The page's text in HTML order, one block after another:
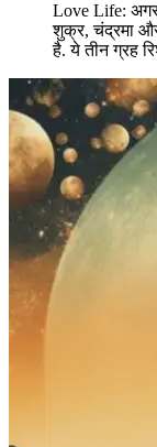
Love Life:
शुक्र, चंद्रमा
है. ये तीन ग्रह